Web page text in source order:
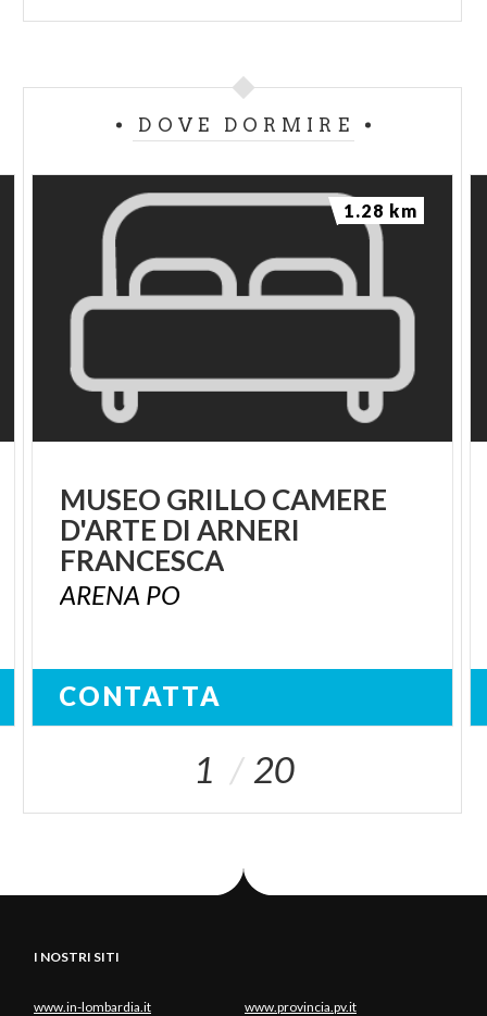
DOVE DORMIRE
MUSEO GRILLO CAMERE
D'ARTE DI ARNERI
FRANCESCA
ARENA PO
CONTATTA
1.28 km
1 20
I NOSTRI SITI
www.in-lombardia.it www.provincia.pv.it